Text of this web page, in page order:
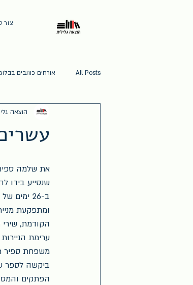
צור
All Posts אורחים כותבים בבלוג
ספרי אוטוריטה אומנות
הוצאה
את שלמה
שנסייע בידו
ב-26
ומתפקעת
הקודמת,
ערימת
משפחת ספיר
ביקשה לספר
הפתקים